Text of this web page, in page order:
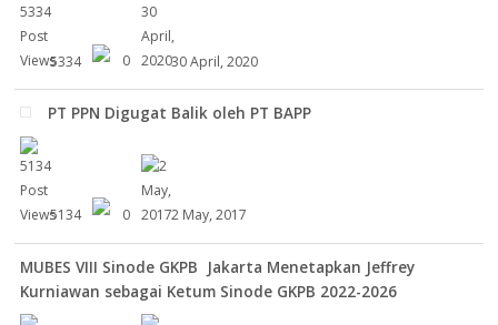
5334 0 30 April, 2020
PT PPN Digugat Balik oleh PT BAPP
5134 0 2 May, 2017
MUBES VIII Sinode GKPB Jakarta Menetapkan Jeffrey
Kurniawan sebagai Ketum Sinode GKPB 2022-2026